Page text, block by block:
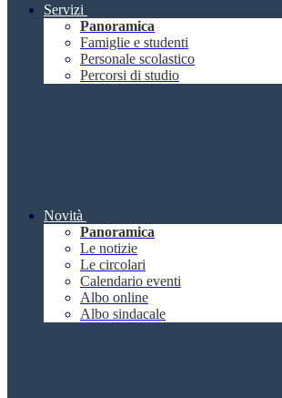
Servizi
Panoramica
Famiglie e studenti
Personale scolastico
Percorsi di studio
Novità
Panoramica
Le notizie
Le circolari
Calendario eventi
Albo online
Albo sindacale